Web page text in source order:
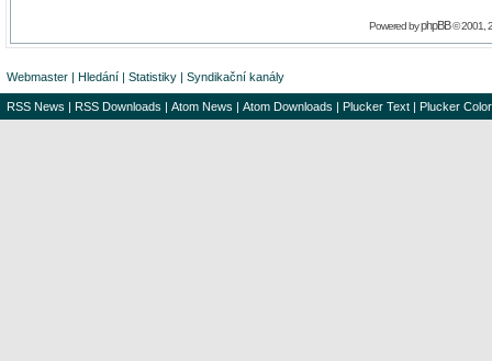
Powered byphpBB© 2001,
Webmaster | Hledání | Statistiky | Syndikační kanály
RSS News | RSS Downloads | Atom News | Atom Downloads | Plucker Text | Plucker Color